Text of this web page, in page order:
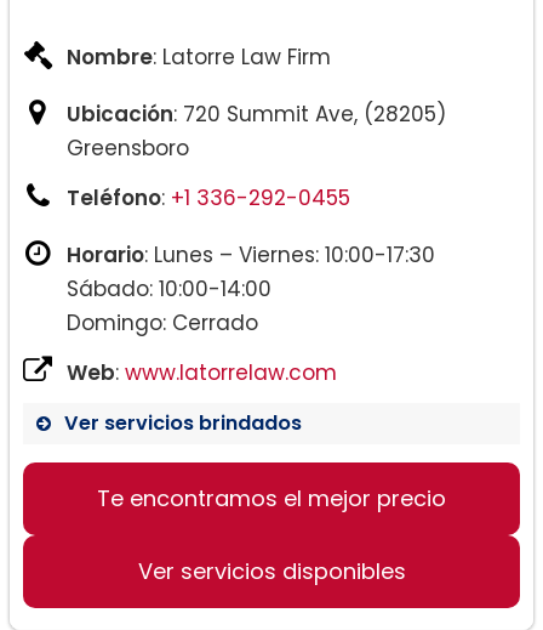
Nombre: Latorre Law Firm
Ubicación: 720 Summit Ave, (28205)
Greensboro
Teléfono: +1 336-292-0455
Horario: Lunes – Viernes: 10:00-17:30
Sábado: 10:00-14:00
Domingo: Cerrado
Web: www.latorrelaw.com
Ver servicios brindados
Te encontramos el mejor precio
Ver servicios disponibles